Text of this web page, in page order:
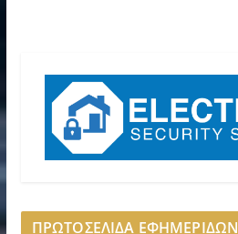
ΠΡΩΤΟΣΕΛΙΔΑ ΕΦΗΜΕΡΙΔΩΝ